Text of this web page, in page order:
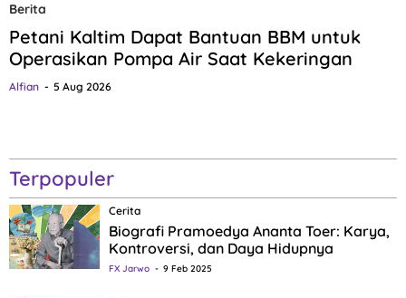
Berita
Petani Kaltim Dapat Bantuan BBM untuk
Operasikan Pompa Air Saat Kekeringan
Alfian 5 Aug 2026
Terpopuler
Cerita
Biografi Pramoedya Ananta Toer: Karya,
Kontroversi, dan Daya Hidupnya
FX Jarwo 9 Feb 2025